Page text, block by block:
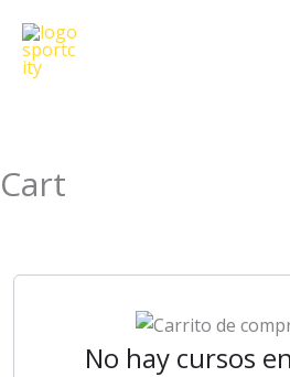
contenido
Cart
No hay cursos